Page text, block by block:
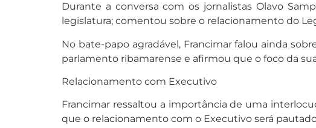
Durante a conversa com os jornalistas Olavo
legislatura; comentou sobre o relacionamento do
No bate-papo agradável, Francimar falou ainda
parlamento ribamarense e afirmou que o foco da
Relacionamento com Executivo
Francimar ressaltou a importância de uma
que o relacionamento com o Executivo será